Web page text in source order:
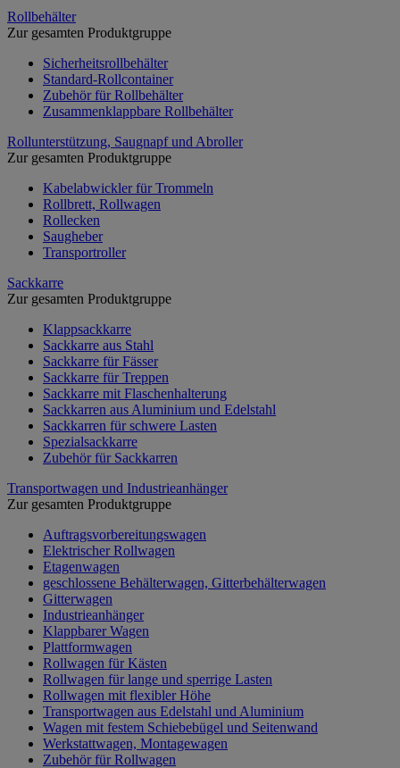
Rollbehälter
Zur gesamten Produktgruppe
Sicherheitsrollbehälter
Standard-Rollcontainer
Zubehör für Rollbehälter
Zusammenklappbare Rollbehälter
Rollunterstützung, Saugnapf und Abroller
Zur gesamten Produktgruppe
Kabelabwickler für Trommeln
Rollbrett, Rollwagen
Rollecken
Saugheber
Transportroller
Sackkarre
Zur gesamten Produktgruppe
Klappsackkarre
Sackkarre aus Stahl
Sackkarre für Fässer
Sackkarre für Treppen
Sackkarre mit Flaschenhalterung
Sackkarren aus Aluminium und Edelstahl
Sackkarren für schwere Lasten
Spezialsackkarre
Zubehör für Sackkarren
Transportwagen und Industrieanhänger
Zur gesamten Produktgruppe
Auftragsvorbereitungswagen
Elektrischer Rollwagen
Etagenwagen
geschlossene Behälterwagen, Gitterbehälterwagen
Gitterwagen
Industrieanhänger
Klappbarer Wagen
Plattformwagen
Rollwagen für Kästen
Rollwagen für lange und sperrige Lasten
Rollwagen mit flexibler Höhe
Transportwagen aus Edelstahl und Aluminium
Wagen mit festem Schiebebügel und Seitenwand
Werkstattwagen, Montagewagen
Zubehör für Rollwagen